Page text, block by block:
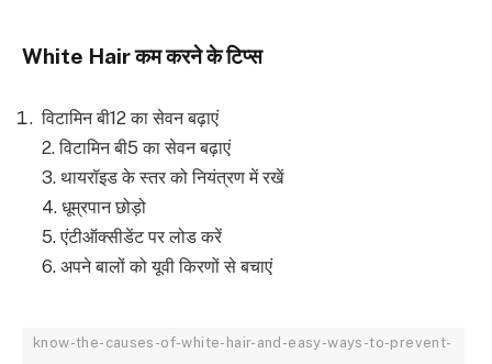
White Hairकम करने के टिप्स
विटामिन बी12 का सेवन बढ़ाएं
2. विटामिन बी5 का सेवन बढ़ाएं
3. थायरॉइड के स्तर को नियंत्रण में रखें
4. धूम्रपान छोड़ो
5. एंटीऑक्सीडेंट पर लोड करें
6. अपने बालों को यूवी किरणों से बचाएं
know-the-causes-of-white-hair-and-easy-ways-to-prevent-